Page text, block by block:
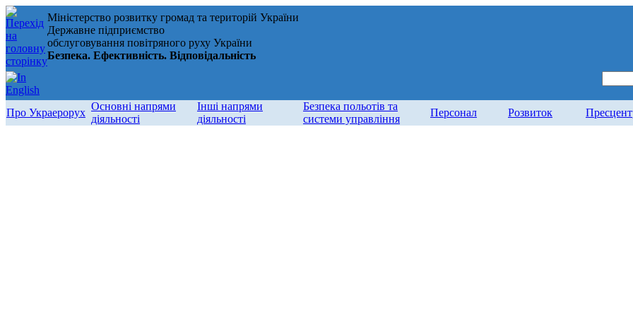
Міністерство розвитку громад та територій України
Державне підприємство
обслуговування повітряного руху України
Безпека. Ефективність. Відповідальність
Про Украерорух
Основні напрями
діяльності
Інші напрями
діяльності
Безпека польотів та
системи управління
Персонал Розвиток